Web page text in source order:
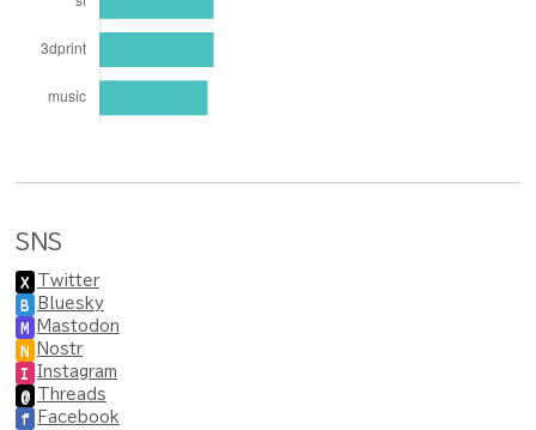
SNS
X Twitter
B Bluesky
M Mastodon
N Nostr
I Instagram
@ Threads
f Facebook